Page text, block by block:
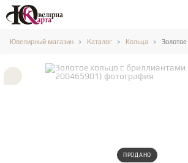
Ювелирный магазин Каталог Кольца
ПРОДАНО